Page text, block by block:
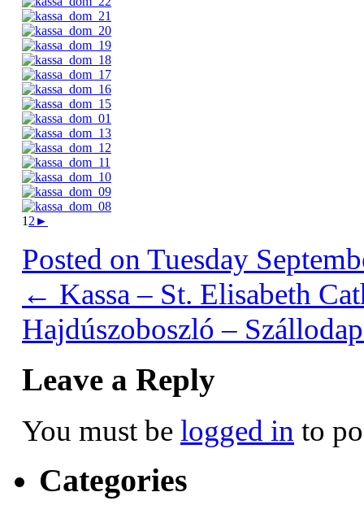
1 2 ►
Posted on Tuesday
← Kassa – St. Elisabeth
Hajdúszoboszló –
Leave a Reply
You must be logged in to
Categories